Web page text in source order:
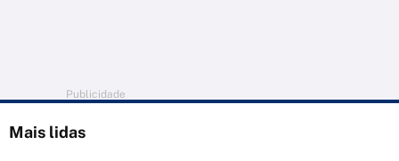
Publicidade
Mais lidas